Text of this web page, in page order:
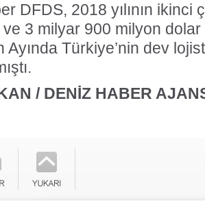
DFDS, 2018 yılının ikinci
ve 3 milyar 900 milyon dolar
Ayında Türkiye’nin dev
/ DENİZ HABER